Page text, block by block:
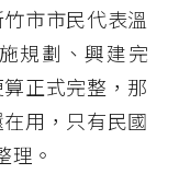
市市民代表溫
規劃、興建完
正式完整，那
用，只有民國
理。